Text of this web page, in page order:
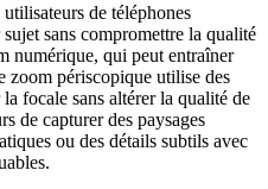
de téléphones
sans compromettre la qualité
numérique, qui peut entraîner
zoom périscopique utilise des
focale sans altérer la qualité de
de capturer des paysages
ou des détails subtils avec